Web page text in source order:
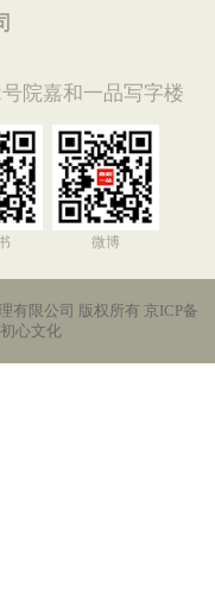
院嘉和一品写字楼
微博
有限公司 版权所有 京ICP备
初心文化